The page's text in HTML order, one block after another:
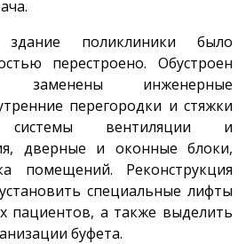
поликлиники было
перестроено. Обустроен
инженерные
перегородки и стяжки
вентиляции и
дверные и оконные блоки,
помещений. Реконструкция
специальные лифты
пациентов, а также выделить
буфета.